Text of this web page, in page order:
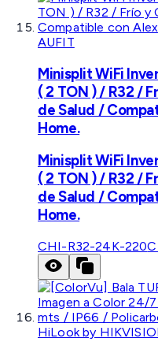
AUFIT
Minisplit WiFi
( 2 TON ) / R32 /
de Salud /
Home.
Minisplit WiFi
( 2 TON ) / R32 /
de Salud /
Home.
CHI-R32-24K-220
HiLook by